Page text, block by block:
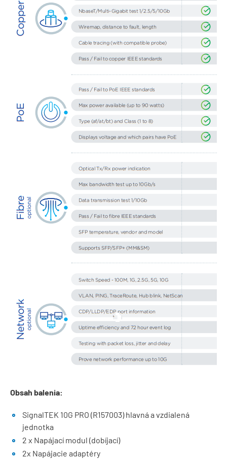
Obsah balenia:
SignalTEK 10G PRO (R157003) hlavná a vzdialená
jednotka
2 x Napájací modul (dobíjací)
2x Napájacie adaptéry